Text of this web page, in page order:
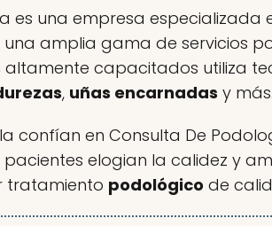
es una empresa especializada
una amplia gama de servicios
altamente capacitados utiliza
, uñas encarnadas y más.
confían en Consulta De
pacientes elogian la calidez y
tratamiento podológico de